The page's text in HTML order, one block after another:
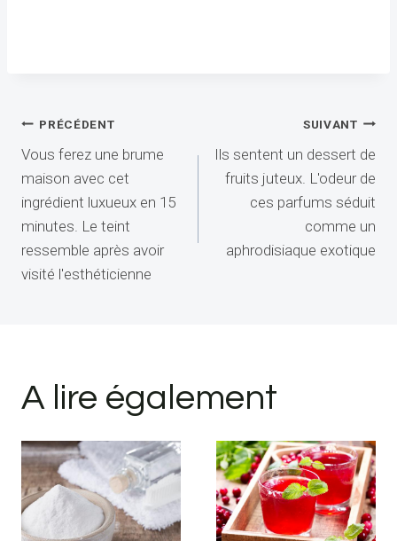
Navigation
de
l’article
PRÉCÉDENT
Vous ferez une brume
maison avec cet
ingrédient luxueux en 15
minutes. Le teint
ressemble après avoir
visité l'esthéticienne
SUIVANT
Ils sentent un dessert de
fruits juteux. L'odeur de
ces parfums séduit
comme un
aphrodisiaque exotique
A lire également